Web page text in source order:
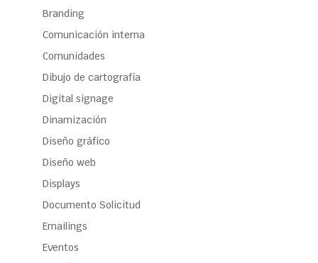
Branding
Comunicación interna
Comunidades
Dibujo de cartografía
Digital signage
Dinamización
Diseño gráfico
Diseño web
Displays
Documento Solicitud
Emailings
Eventos